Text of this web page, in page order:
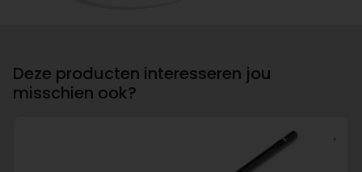
Deze producten interesseren jou
misschien ook?